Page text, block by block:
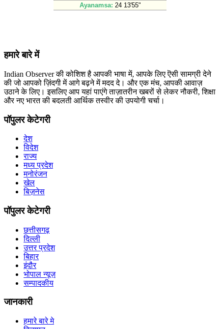
हमारे बारे में
Indian Observer की कोशिश है आपकी भाषा में, आपके लिए ऎसी सामग्री देने
की जो आपको ज़िंदगी में आगे बढ़ने में मदद दे। और एक मंच, आपकी आवाज़
उठाने के लिए। इसलिए आप यहां पाएंगे ताज़ातरीन खबरों से लेकर नौकरी, शिक्षा
और नए भारत की बदलती आर्थिक तस्वीर की उपयोगी चर्चा।
पॉपुलर केटेगरी
देश
विदेश
राज्य
मध्य प्रदेश
मनोरंजन
खेल
बिज़नेस
पॉपुलर केटेगरी
छत्तीसगढ़
दिल्ली
उत्तर प्रदेश
बिहार
इंदौर
भोपाल न्यूज़
सम्पादकीय
जानकारी
हमारे बारे मे